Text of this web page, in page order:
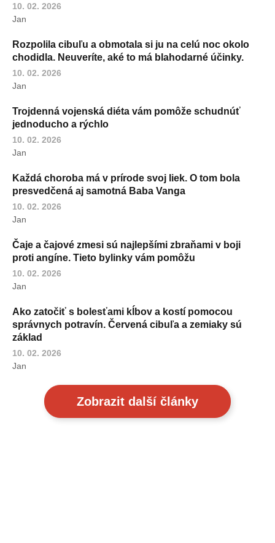
10. 02. 2026
Jan
Rozpolila cibuľu a obmotala si ju na celú noc okolo
chodidla. Neuveríte, aké to má blahodarné účinky.
10. 02. 2026
Jan
Trojdenná vojenská diéta vám pomôže schudnúť
jednoducho a rýchlo
10. 02. 2026
Jan
Každá choroba má v prírode svoj liek. O tom bola
presvedčená aj samotná Baba Vanga
10. 02. 2026
Jan
Čaje a čajové zmesi sú najlepšími zbraňami v boji
proti angíne. Tieto bylinky vám pomôžu
10. 02. 2026
Jan
Ako zatočiť s bolesťami kĺbov a kostí pomocou
správnych potravín. Červená cibuľa a zemiaky sú
základ
10. 02. 2026
Jan
Zobrazit další články